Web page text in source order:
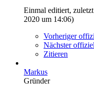
Einmal editiert,
2020 um 14:06)
Vorheriger
Nächster
Zitieren
Markus
Gründer